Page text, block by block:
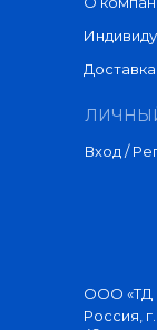
Вход /
Россия,
ООО